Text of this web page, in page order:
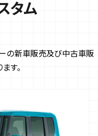
タム
の新車販売及び中古車販
す。